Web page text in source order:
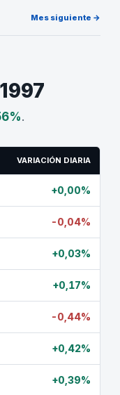
Mes siguiente →
.
VARIACIÓN DIARIA
+0,00%
-0,04%
+0,03%
+0,17%
-0,44%
+0,42%
+0,39%